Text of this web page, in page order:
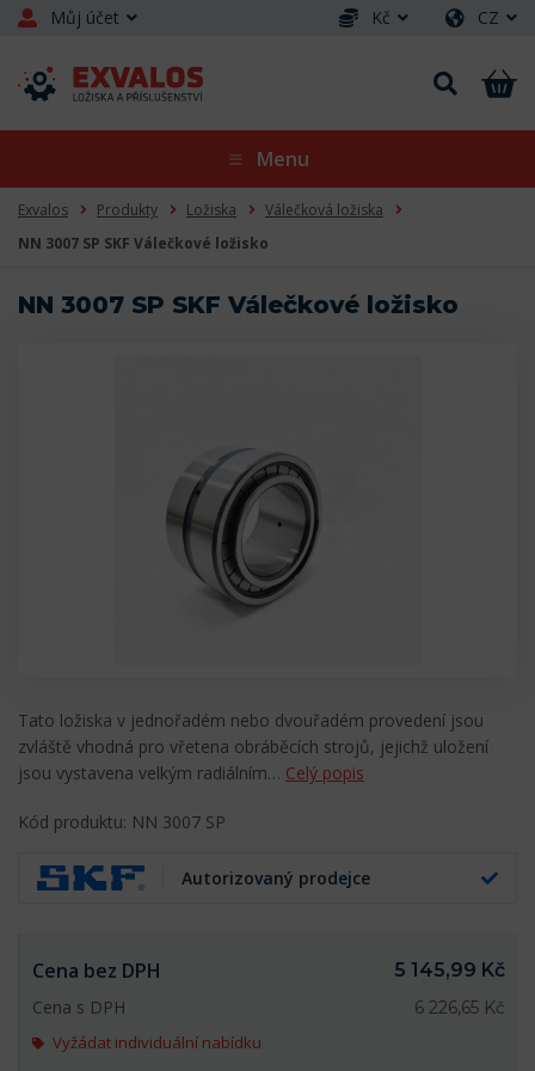
Můj účet Kč CZ
Menu
Exvalos Produkty Ložiska
Válečková ložiska
NN 3007 SP SKF Válečkové ložisko
NN 3007 SP SKF Válečkové ložisko
Tato ložiska v jednořadém nebo dvouřadém provedení jsou
zvláště vhodná pro vřetena obráběcích strojů, jejichž uložení
jsou vystavena velkým radiálním… Celý popis
Kód produktu: NN 3007 SP
Autorizovaný prodejce
Cena bez DPH
5 145,99 Kč
Cena s DPH
6 226,65 Kč
Vyžádat individuální nabídku